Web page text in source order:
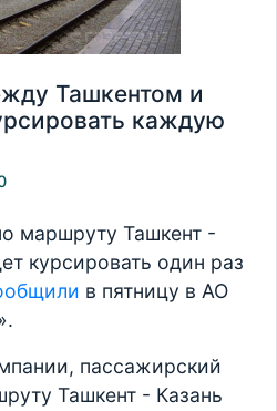
Ташкентом и
каждую
маршруту Ташкент -
курсировать один раз
в пятницу в АО
пассажирский
Ташкент - Казань